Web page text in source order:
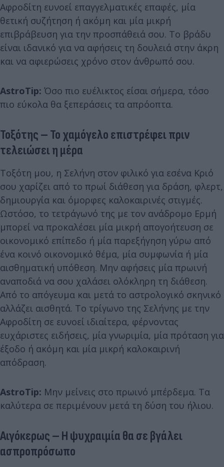
Αφροδίτη ευνοεί επαγγελματικές επαφές, μία
θετική συζήτηση ή ακόμη και μία μικρή
επιβράβευση για την προσπάθειά σου. Το βράδυ
είναι ιδανικό για να αφήσεις τη δουλειά στην άκρη
και να αφιερώσεις χρόνο στον άνθρωπό σου.
AstroTip: Όσο πιο ευέλικτος είσαι σήμερα, τόσο
πιο εύκολα θα ξεπεράσεις τα απρόοπτα.
Τοξότης – Το χαμόγελο επιστρέφει πριν
τελειώσει η μέρα
Τοξότη μου, η Σελήνη στον φιλικό για εσένα Κριό
σου χαρίζει από το πρωί διάθεση για δράση, φλερτ,
δημιουργία και όμορφες καλοκαιρινές στιγμές.
Ωστόσο, το τετράγωνό της με τον ανάδρομο Ερμή
μπορεί να προκαλέσει μία μικρή απογοήτευση σε
οικονομικό επίπεδο ή μία παρεξήγηση γύρω από
ένα κοινό οικονομικό θέμα, μία συμφωνία ή μία
αισθηματική υπόθεση. Μην αφήσεις μία πρωινή
αναποδιά να σου χαλάσει ολόκληρη τη διάθεση.
Από το απόγευμα και μετά το αστρολογικό σκηνικό
αλλάζει αισθητά. Το τρίγωνο της Σελήνης με την
Αφροδίτη σε ευνοεί ιδιαίτερα, φέρνοντας
ευχάριστες ειδήσεις, μία γνωριμία, μία πρόταση για
έξοδο ή ακόμη και μία μικρή καλοκαιρινή
απόδραση.
AstroTip: Μην μείνεις στο πρωινό μπέρδεμα. Τα
καλύτερα σε περιμένουν μετά τη δύση του ήλιου.
Αιγόκερως – Η ψυχραιμία θα σε βγάλει
ασπροπρόσωπο